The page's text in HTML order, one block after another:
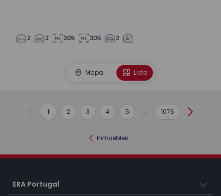
2 2 305 305 2
Mapa Lista
Anterior
1 2 3 4 5 ... 1076
Inmuebles
ERA Portugal